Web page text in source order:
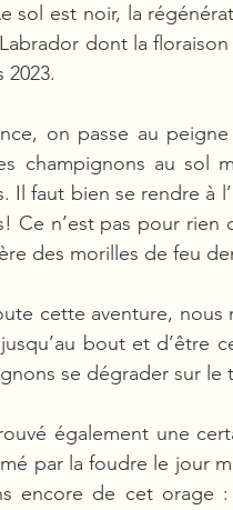
sol est noir, la
dont la
2023.
on passe au
champignons au sol
Il faut bien se rendre à
Ce n’est pas pour rien
des morilles de feu
cette aventure, nous
jusqu’au bout et d’être
se dégrader sur le
également une
par la foudre le jour
encore de cet orage